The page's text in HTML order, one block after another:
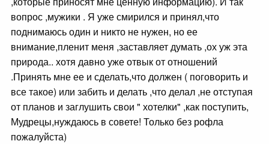
вопрос ,мужики . Я уже смирился и принял,что
поднимаюсь один и никто не нужен, но ее
внимание,пленит меня ,заставляет думать ,ох уж эта
природа.. хотя давно уже отвык от отношений
.Принять мне ее и сделать,что должен ( поговорить и
все такое) или забить и делать ,что делал ,не отступая
от планов и заглушить свои " хотелки" ,как поступить,
Мудрецы,нуждаюсь в совете! Только без рофла
пожалуйста)